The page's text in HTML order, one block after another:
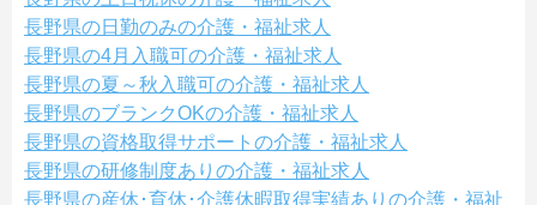
長野県の日勤のみの介護・福祉求人
長野県の4月入職可の介護・福祉求人
長野県の夏～秋入職可の介護・福祉求人
長野県のブランクOKの介護・福祉求人
長野県の資格取得サポートの介護・福祉求人
長野県の研修制度ありの介護・福祉求人
長野県の産休･育休･介護休暇取得実績ありの介護・福祉